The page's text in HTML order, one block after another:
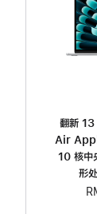
翻新
Air
10 核中
形